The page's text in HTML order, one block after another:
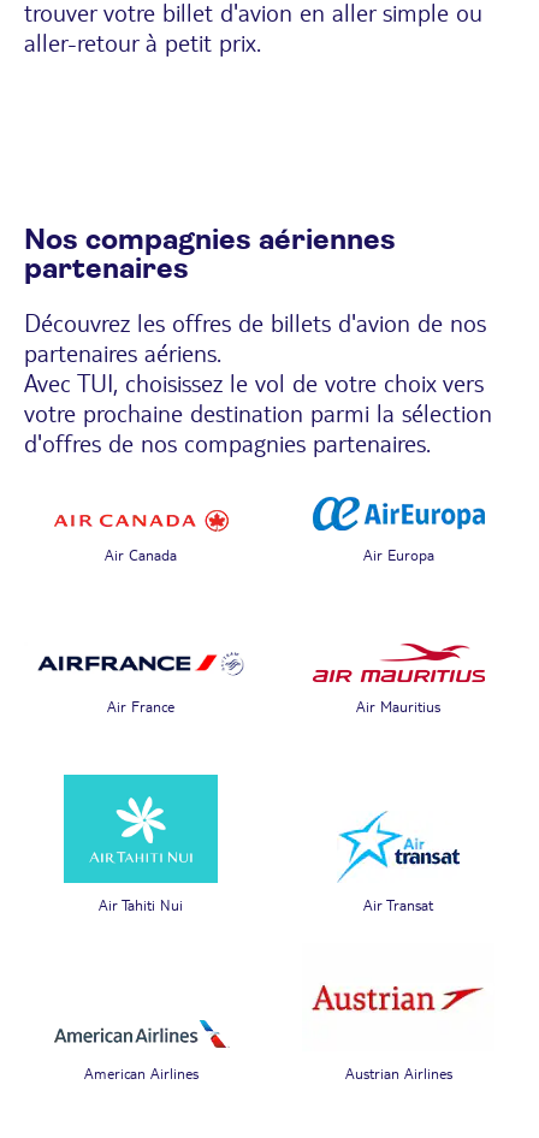
trouver votre billet d'avion en aller simple ou
aller-retour à petit prix.
Nos compagnies aériennes
partenaires
Découvrez les offres de billets d'avion de nos
partenaires aériens.
Avec TUI, choisissez le vol de votre choix vers
votre prochaine destination parmi la sélection
d'offres de nos compagnies partenaires.
Air Canada Air Europa
Air France Air Mauritius
Air Tahiti Nui Air Transat
American Airlines Austrian Airlines